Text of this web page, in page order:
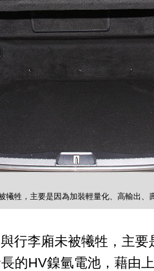
犧牲，主要是因為加裝輕量化、高輸出、
行李廂未被犧牲，主要
的HV鎳氫電池，藉由